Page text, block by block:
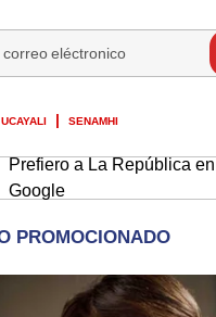
UCAYALI SENAMHI
Prefiero a La República en
Google